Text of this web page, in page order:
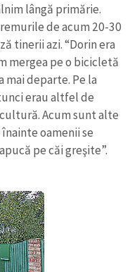
lângă primărie.
de acum 20-30
tinerii azi. “Dorin era
mergea pe o bicicletă
mai departe. Pe la
erau altfel de
Acum sunt alte
oamenii se
pe căi greşite”.